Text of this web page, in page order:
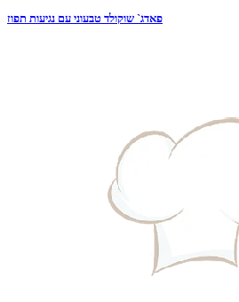
פאדג` שוקולד טבעוני עם נגיעות תפוז